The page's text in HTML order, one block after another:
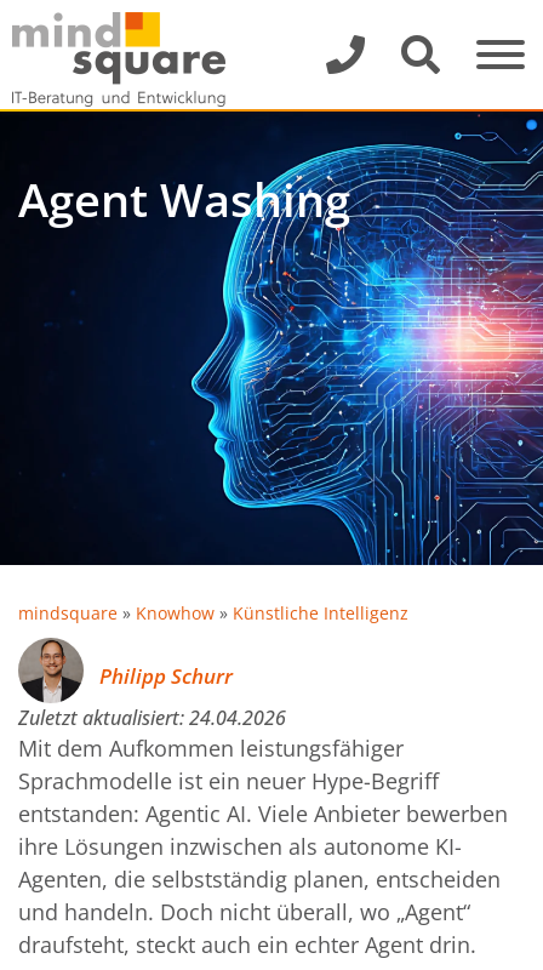
Agent Washing
mindsquare » Knowhow » Künstliche Intelligenz
Philipp Schurr
Zuletzt aktualisiert:24.04.2026
Mit dem Aufkommen leistungsfähiger
Sprachmodelle ist ein neuer Hype-Begriff
entstanden: Agentic AI. Viele Anbieter bewerben
ihre Lösungen inzwischen als autonome KI-
Agenten, die selbstständig planen, entscheiden
und handeln. Doch nicht überall, wo „Agent“
draufsteht, steckt auch ein echter Agent drin.